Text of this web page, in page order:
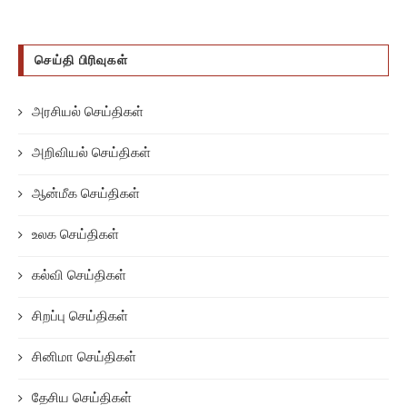
செய்தி பிரிவுகள்
அரசியல் செய்திகள்
அறிவியல் செய்திகள்
ஆன்மீக செய்திகள்
உலக செய்திகள்
கல்வி செய்திகள்
சிறப்பு செய்திகள்
சினிமா செய்திகள்
தேசிய செய்திகள்